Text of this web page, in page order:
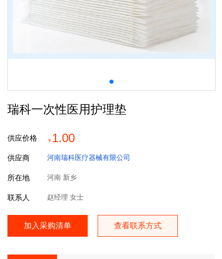
瑞科一次性医用护理垫
供应价格 ￥ 1.00
供应商 河南瑞科医疗器械有限公司
所在地 河南 新乡
联系人 赵经理 女士
加入采购清单 查看联系方式